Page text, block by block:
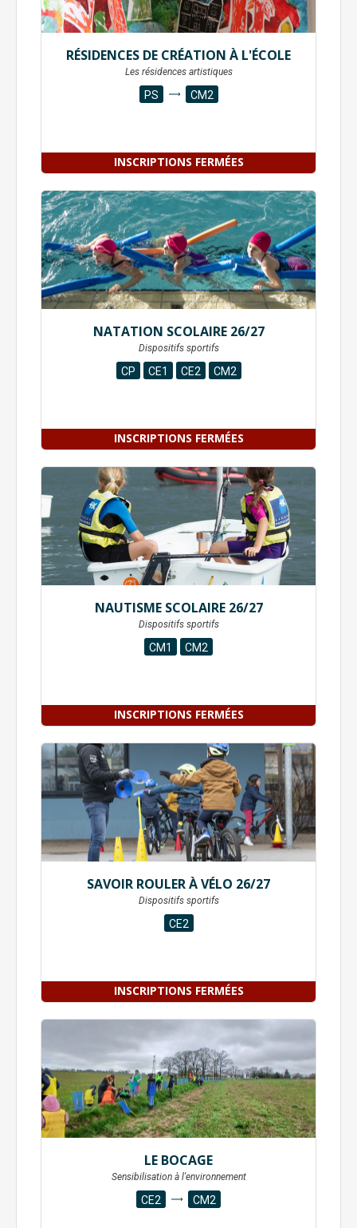
INSCRIPTIONS FERMÉES
RÉSIDENCES DE CRÉATION À L'ÉCOLE
Les résidences artistiques
PS CM2
INSCRIPTIONS FERMÉES
NATATION SCOLAIRE 26/27
Dispositifs sportifs
CP CE1 CE2 CM2
INSCRIPTIONS FERMÉES
NAUTISME SCOLAIRE 26/27
Dispositifs sportifs
CM1 CM2
INSCRIPTIONS FERMÉES
SAVOIR ROULER À VÉLO 26/27
Dispositifs sportifs
CE2
LE BOCAGE
Sensibilisation à l'environnement
CE2 CM2